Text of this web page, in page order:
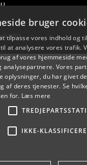
SDU
bruger
tilpasse vores indhold og
at analysere vores trafik.
af vores hjemmeside
analysepartnere. Vores
oplysninger, du har givet
af deres tjenester. Se
for. Læs mere
IKKE-